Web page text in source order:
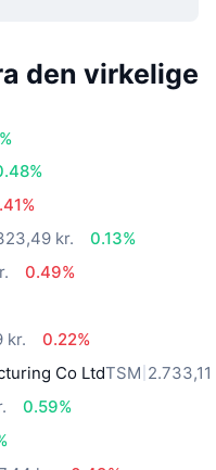
den virkelige
kr.
0.13%
0.49%
kr.
0.22%
Co LtdTSM 2.733,11
0.59%